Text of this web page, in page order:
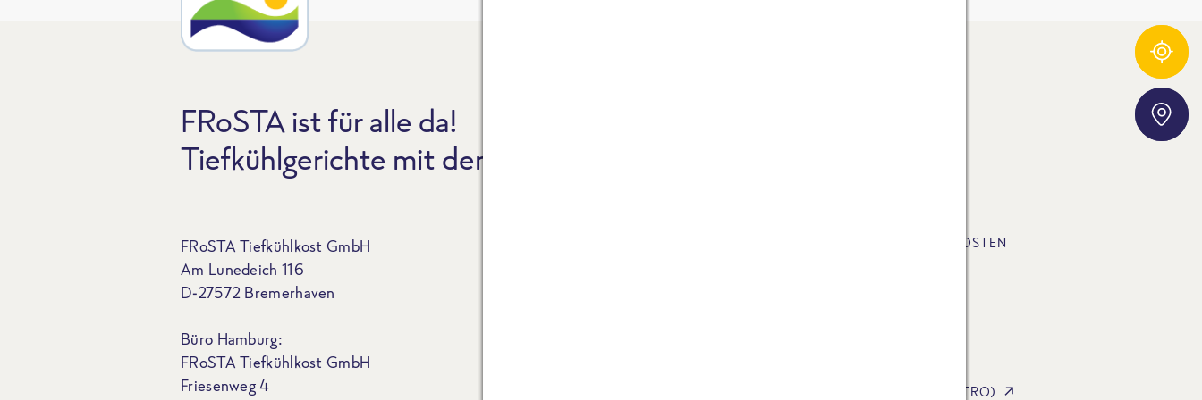
Zutatentracker
Storefinder
FRoSTA ist für alle da!
Tiefkühlgerichte mit dem Reinheitsgebot.
FRoSTA Tiefkühlkost GmbH
Am Lunedeich 116
D-27572 Bremerhaven
Büro Hamburg:
FRoSTA Tiefkühlkost GmbH
Friesenweg 4
ZAHLUNGSART & VERSANDKOSTEN
FROSTA FOODSERVICE (GASTRO)